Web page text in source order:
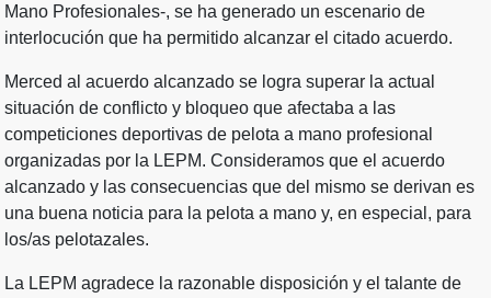
Mano Profesionales-, se ha generado un escenario de
interlocución que ha permitido alcanzar el citado acuerdo.
Merced al acuerdo alcanzado se logra superar la actual
situación de conflicto y bloqueo que afectaba a las
competiciones deportivas de pelota a mano profesional
organizadas por la LEPM. Consideramos que el acuerdo
alcanzado y las consecuencias que del mismo se derivan es
una buena noticia para la pelota a mano y, en especial, para
los/as pelotazales.
La LEPM agradece la razonable disposición y el talante de